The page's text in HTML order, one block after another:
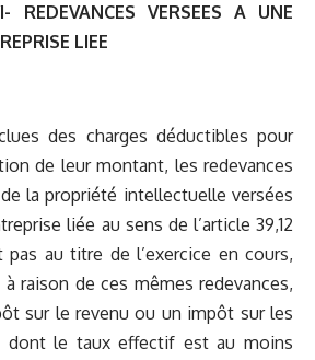
REDEVANCES VERSEES A UNE
LIEE
des charges déductibles pour
de leur montant, les redevances
la propriété intellectuelle versées
liée au sens de l’article 39,12
pas au titre de l’exercice en cours,
raison de ces mêmes redevances,
sur le revenu ou un impôt sur les
dont le taux effectif est au moins